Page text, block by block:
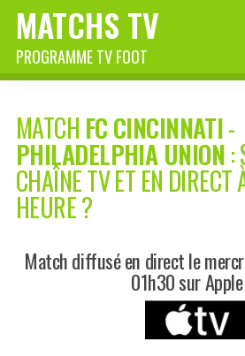
MATCHS TV
PROGRAMME TV FOOT
MATCH FC CINCINNATI-
PHILADELPHIA UNION:
CHAÎNE TV ET EN DIRECT
HEURE ?
Match diffusé en direct le
01h30 sur